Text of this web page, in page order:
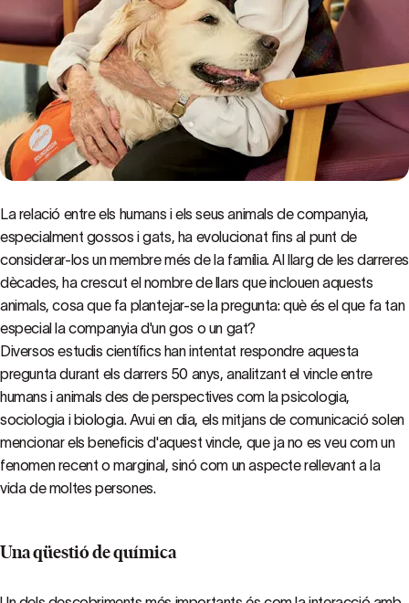
La relació entre els humans i els seus animals de companyia,
especialment gossos i gats, ha evolucionat fins al punt de
considerar-los un membre més de la família. Al llarg de les darreres
dècades, ha crescut el nombre de llars que inclouen aquests
animals, cosa que fa plantejar-se la pregunta: què és el que fa tan
especial la companyia d'un gos o un gat?
Diversos estudis científics han intentat respondre aquesta
pregunta durant els darrers 50 anys, analitzant el vincle entre
humans i animals des de perspectives com la psicologia,
sociologia i biologia. Avui en dia, els mitjans de comunicació solen
mencionar els beneficis d'aquest vincle, que ja no es veu com un
fenomen recent o marginal, sinó com un aspecte rellevant a la
vida de moltes persones.
Una qüestió de química